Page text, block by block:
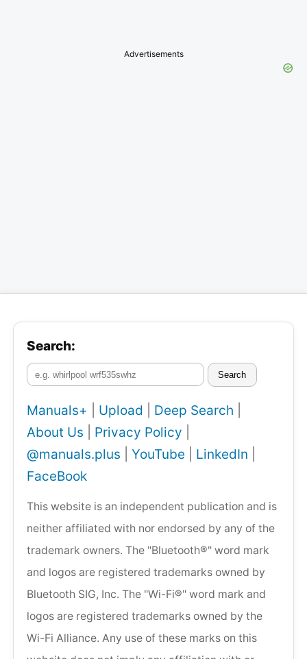
Advertisements
Search:
Search
Manuals+ Upload Deep Search
About Us
Privacy Policy
@manuals.plus
YouTube LinkedIn
FaceBook
This website is an independent publication and is
neither affiliated with nor endorsed by any of the
trademark owners. The "Bluetooth®" word mark
and logos are registered trademarks owned by
Bluetooth SIG, Inc. The "Wi-Fi®" word mark and
logos are registered trademarks owned by the
Wi-Fi Alliance. Any use of these marks on this